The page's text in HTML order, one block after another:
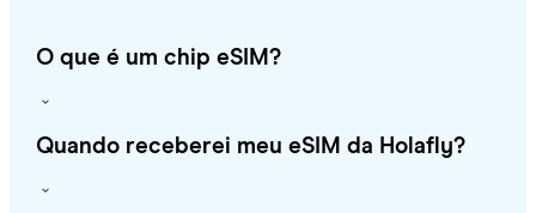
O que é um chip eSIM?
Quando receberei meu eSIM da Holafly?